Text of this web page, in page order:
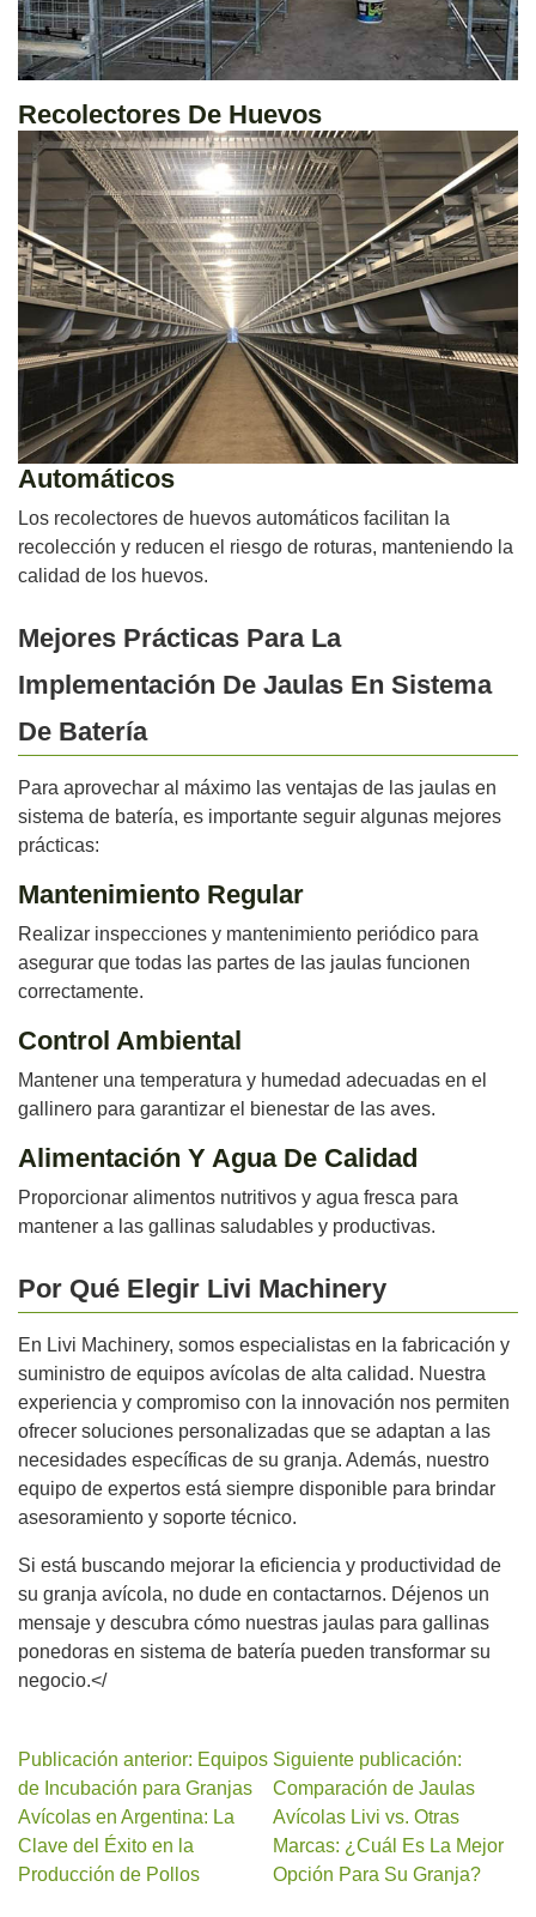
Recolectores De Huevos
Automáticos
Los recolectores de huevos automáticos facilitan la
recolección y reducen el riesgo de roturas, manteniendo la
calidad de los huevos.
Mejores Prácticas Para La
Implementación De Jaulas En Sistema
De Batería
Para aprovechar al máximo las ventajas de las jaulas en
sistema de batería, es importante seguir algunas mejores
prácticas:
Mantenimiento Regular
Realizar inspecciones y mantenimiento periódico para
asegurar que todas las partes de las jaulas funcionen
correctamente.
Control Ambiental
Mantener una temperatura y humedad adecuadas en el
gallinero para garantizar el bienestar de las aves.
Alimentación Y Agua De Calidad
Proporcionar alimentos nutritivos y agua fresca para
mantener a las gallinas saludables y productivas.
Por Qué Elegir Livi Machinery
En Livi Machinery, somos especialistas en la fabricación y
suministro de equipos avícolas de alta calidad. Nuestra
experiencia y compromiso con la innovación nos permiten
ofrecer soluciones personalizadas que se adaptan a las
necesidades específicas de su granja. Además, nuestro
equipo de expertos está siempre disponible para brindar
asesoramiento y soporte técnico.
Si está buscando mejorar la eficiencia y productividad de
su granja avícola, no dude en contactarnos. Déjenos un
mensaje y descubra cómo nuestras jaulas para gallinas
ponedoras en sistema de batería pueden transformar su
negocio.</
Publicación anterior: Equipos
de Incubación para Granjas
Avícolas en Argentina: La
Clave del Éxito en la
Producción de Pollos
Siguiente publicación:
Comparación de Jaulas
Avícolas Livi vs. Otras
Marcas: ¿Cuál Es La Mejor
Opción Para Su Granja?